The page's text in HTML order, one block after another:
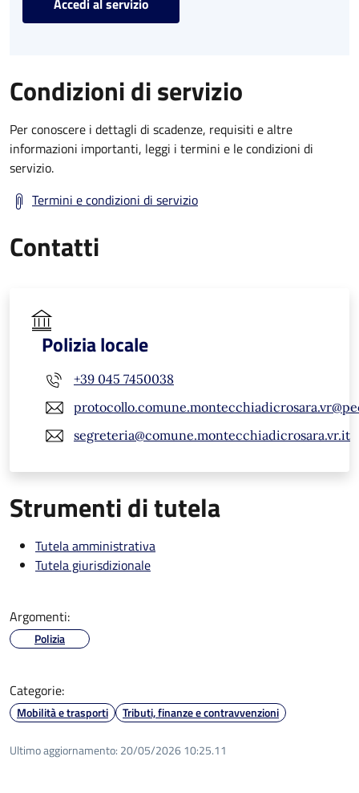
Condizioni di servizio
Per conoscere i dettagli di scadenze, requisiti e altre
informazioni importanti, leggi i termini e le condizioni di
servizio.
Termini e condizioni di servizio
Contatti
Polizia locale
+39 045 7450038
segreteria@comune.montecchiadicrosara.vr.it
Strumenti di tutela
Tutela amministrativa
Tutela giurisdizionale
Argomenti:
Polizia
Categorie:
Mobilità e trasporti Tributi, finanze e contravvenzioni
Ultimo aggiornamento: 20/05/2026 10:25.11